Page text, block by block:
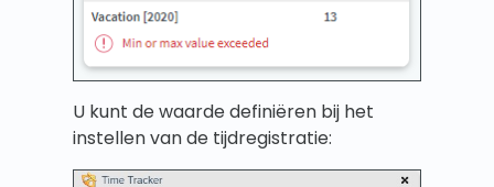
U kunt de waarde definiëren bij het
instellen van de tijdregistratie: